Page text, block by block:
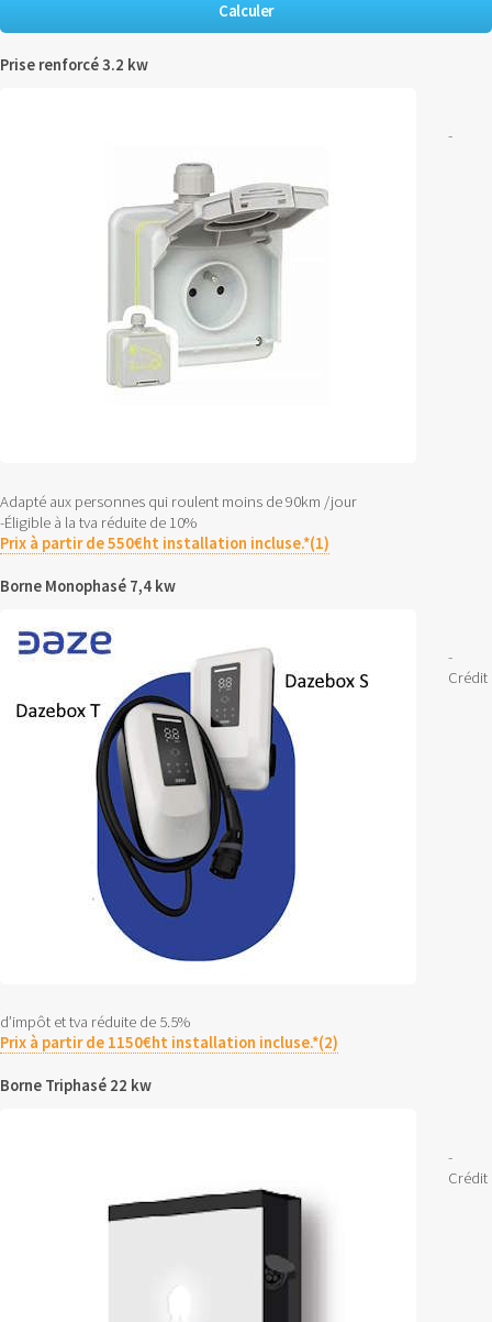
Prise renforcé 3.2 kw
-
Adapté aux personnes qui roulent moins de 90km /jour
-Éligible à la tva réduite de 10%
Prix à partir de 550€ht installation incluse.*(1)
Borne Monophasé 7,4 kw
-
Crédit
d’impôt et tva réduite de 5.5%
Prix à partir de 1150€ht installation incluse.*(2)
Borne Triphasé 22 kw
-
Crédit